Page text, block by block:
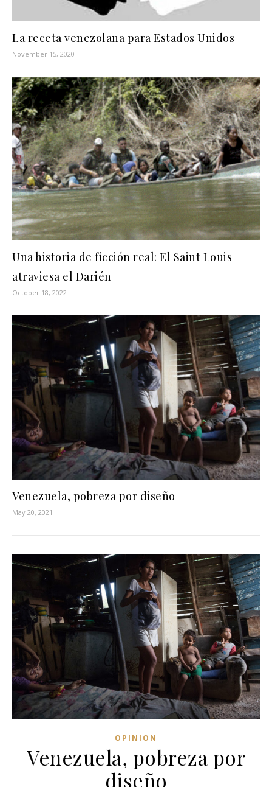
La receta venezolana para Estados Unidos
November 15, 2020
Una historia de ficción real: El Saint Louis
atraviesa el Darién
October 18, 2022
Venezuela, pobreza por diseño
May 20, 2021
OPINION
Venezuela, pobreza por
diseño